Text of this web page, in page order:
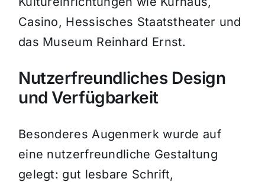
Casino, Hessisches Staatstheater und
das Museum Reinhard Ernst.
Nutzerfreundliches Design
und Verfügbarkeit
Besonderes Augenmerk wurde auf
eine nutzerfreundliche Gestaltung
gelegt: gut lesbare Schrift,